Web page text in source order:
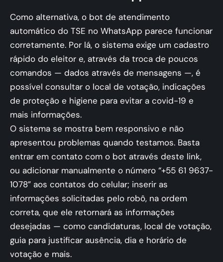
Como alternativa, o bot de atendimento
automático do TSE no WhatsApp parece funcionar
corretamente. Por lá, o sistema exige um cadastro
rápido do eleitor e, através da troca de poucos
comandos — dados através de mensagens —, é
possível consultar o local de votação, indicações
de proteção e higiene para evitar a covid-19 e
mais informações.
O sistema se mostra bem responsivo e não
apresentou problemas quando testamos. Basta
entrar em contato com o bot através deste link,
ou adicionar manualmente o número “+55 61 9637-
1078” aos contatos do celular; inserir as
informações solicitadas pelo robô, na ordem
correta, que ele retornará as informações
desejadas — como candidaturas, local de votação,
guia para justificar ausência, dia e horário de
votação e mais.